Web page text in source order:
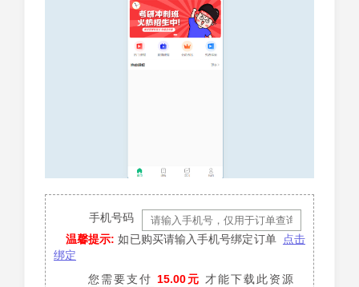
手机号码
温馨提示: 如已购买请输入手机号绑定订单
点击
绑定
您需要支付 15.00元 才能下载此资源